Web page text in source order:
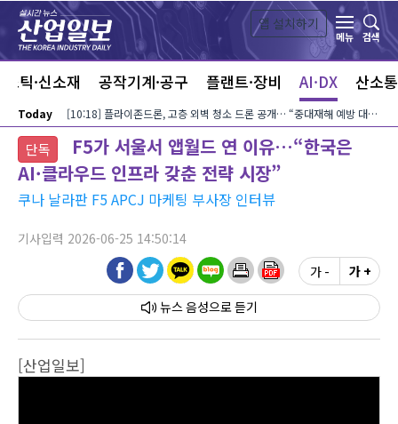
본문 바로가기
앱 설치하기
메뉴
검색
틱·신소재 공작기계·공구 플랜트·장비 AI·DX 산소통
Today [10:18] 플라이존드론, 고층 외벽 청소 드론 공개… “중대재해 예방 대안”
단독
F5가 서울서 앱월드 연 이유…“한국은
AI·클라우드 인프라 갖춘 전략 시장”
쿠나 날라판 F5 APCJ 마케팅 부사장 인터뷰
기사입력 2026-06-25 14:50:14
뉴스 음성
가 - 가 +
[산업일보]